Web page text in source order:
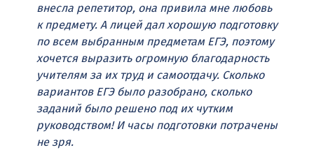
внесла репетитор, она привила мне любовь
к предмету. А лицей дал хорошую подготовку
по всем выбранным предметам ЕГЭ, поэтому
хочется выразить огромную благодарность
учителям за их труд и самоотдачу. Сколько
вариантов ЕГЭ было разобрано, сколько
заданий было решено под их чутким
руководством! И часы подготовки потрачены
не зря.